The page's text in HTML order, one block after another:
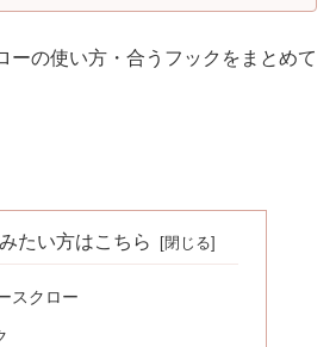
ーの使い方・合うフックをまとめて
たい方はこちら
スクロー